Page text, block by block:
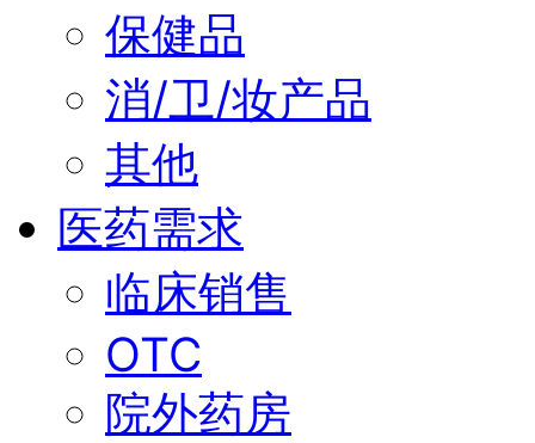
保健品
消/卫/妆产品
其他
医药需求
临床销售
OTC
院外药房